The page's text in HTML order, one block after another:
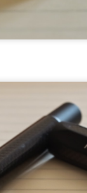
», qui signifie
» en référence
à bille (une
de couleurs et
du déjà
le
infaillibles